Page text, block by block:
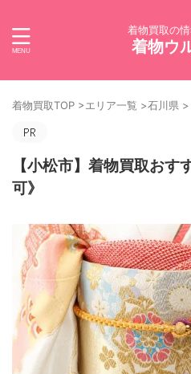
着物買取の
着物ウ
着物買取TOP >エリア一覧 >石川県 >
【小松市】着物買取おす
可》